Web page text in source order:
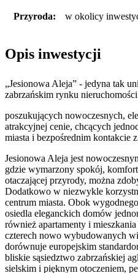
Przyroda: w okolicy
Opis inwestycji
„Jesionowa Aleja” - jedyna tak
zabrzańskim rynku
poszukujących nowoczesnych,
atrakcyjnej cenie, chcących
miasta i bezpośrednim kontakcie
Jesionowa Aleja jest
gdzie wymarzony spokój,
otaczającej przyrody, można
Dodatkowo w niezwykle
centrum miasta. Obok
osiedla eleganckich domów
również apartamenty i
czterech nowo wybudowanych
dorównuje europejskim
bliskie sąsiedztwo zabrzańskiej
sielskim i pięknym otoczeniem,